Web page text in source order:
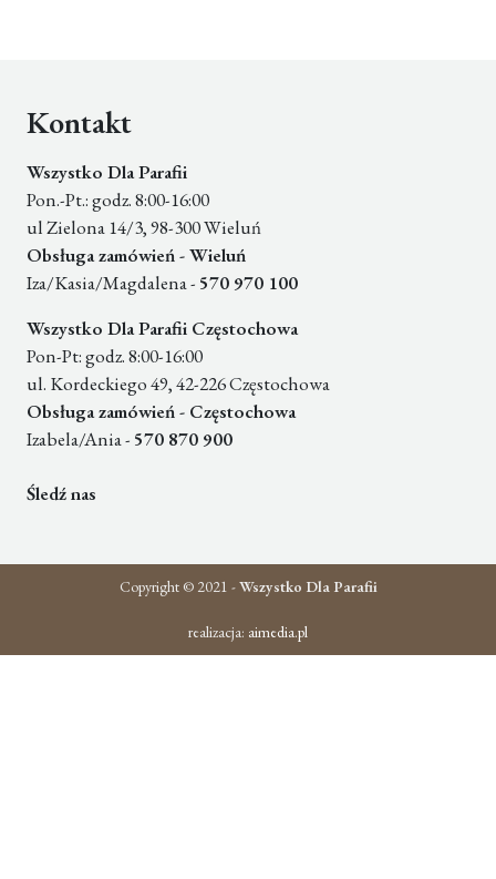
Kontakt
Wszystko Dla Parafii
Pon.-Pt.: godz. 8:00-16:00
ul Zielona 14/3, 98-300 Wieluń
Obsługa zamówień - Wieluń
Iza/Kasia/Magdalena - 570 970 100
Wszystko Dla Parafii Częstochowa
Pon-Pt: godz. 8:00-16:00
ul. Kordeckiego 49, 42-226 Częstochowa
Obsługa zamówień - Częstochowa
Izabela/Ania - 570 870 900
Śledź nas
Copyright © 2021 -Wszystko Dla Parafii
realizacja: aimedia.pl